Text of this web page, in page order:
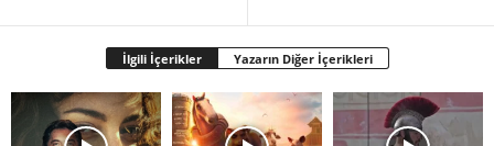
İlgili İçerikler Yazarın Diğer İçerikleri